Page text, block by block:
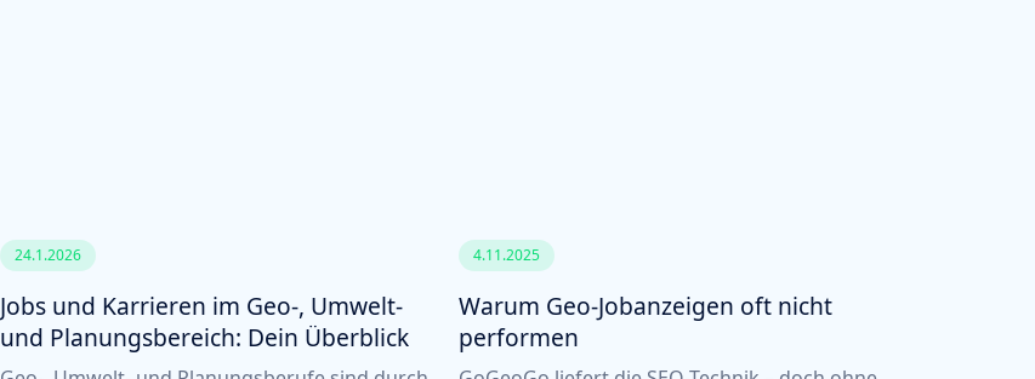
24.1.2026
Jobs und Karrieren im Geo-, Umwelt-
und Planungsbereich: Dein Überblick
4.11.2025
Warum Geo-Jobanzeigen oft nicht
performen